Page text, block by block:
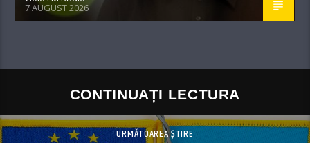
7 AUGUST 2026
CONTINUAȚI LECTURA
URMĂTOAREA ȘTIRE